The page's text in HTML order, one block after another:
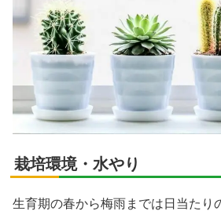
栽培環境・水やり
生育期の春から梅雨までは日当たり